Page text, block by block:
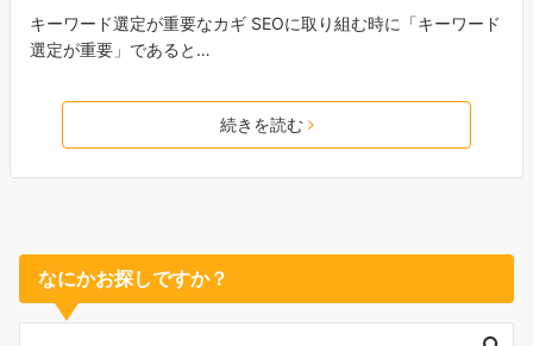
キーワード選定が重要なカギ SEOに取り組む時に「キーワード
選定が重要」であると…
続きを読む
なにかお探しですか？